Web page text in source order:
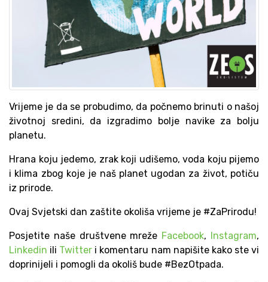
Vrijeme je da se probudimo, da počnemo brinuti o našoj
životnoj sredini, da izgradimo bolje navike za bolju
planetu.
Hrana koju jedemo, zrak koji udišemo, voda koju pijemo
i klima zbog koje je naš planet ugodan za život, potiču
iz prirode.
Ovaj Svjetski dan zaštite okoliša vrijeme je #ZaPrirodu!
Posjetite naše društvene mreže Facebook, Instagram,
Linkedin ili Twitter i komentaru nam napišite kako ste vi
doprinijeli i pomogli da okoliš bude #BezOtpada.